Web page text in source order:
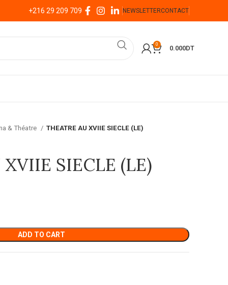
+216 29 209 709 NEWSLETTERCONTACT
0
0.000DT
& Théatre THEATRE AU XVIIE SIECLE (LE)
SIECLE (LE)
ADD TO CART